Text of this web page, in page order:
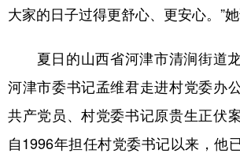
大家的日子过得更舒心、更安心。”她
夏日的山西省河津市清涧街道龙
河津市委书记孟维君走进村党委办
共产党员、村党委书记原贵生正伏
自1996年担任村党委书记以来，他